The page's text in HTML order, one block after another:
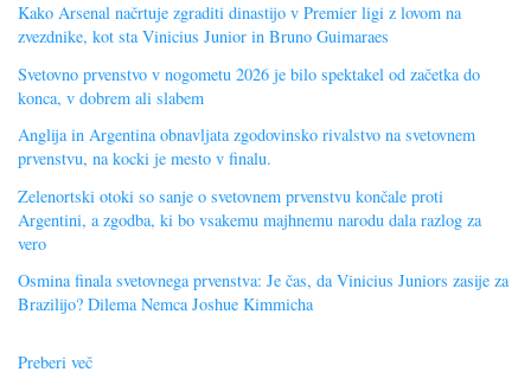
Kako Arsenal načrtuje zgraditi dinastijo v Premier ligi z lovom na
zvezdnike, kot sta Vinicius Junior in Bruno Guimaraes
Svetovno prvenstvo v nogometu 2026 je bilo spektakel od začetka do
konca, v dobrem ali slabem
Anglija in Argentina obnavljata zgodovinsko rivalstvo na svetovnem
prvenstvu, na kocki je mesto v finalu.
Zelenortski otoki so sanje o svetovnem prvenstvu končale proti
Argentini, a zgodba, ki bo vsakemu majhnemu narodu dala razlog za
vero
Osmina finala svetovnega prvenstva: Je čas, da Vinicius Juniors zasije za
Brazilijo? Dilema Nemca Joshue Kimmicha
Preberi več